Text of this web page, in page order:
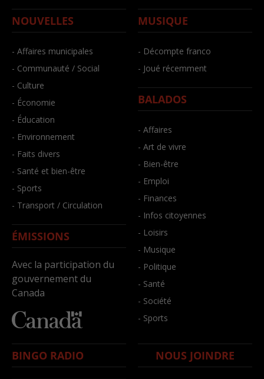
NOUVELLES
- Affaires municipales
- Communauté / Social
- Culture
- Économie
- Éducation
- Environnement
- Faits divers
- Santé et bien-être
- Sports
- Transport / Circulation
ÉMISSIONS
Avec la participation du
gouvernement du
Canada
MUSIQUE
- Décompte franco
- Joué récemment
BALADOS
- Affaires
- Art de vivre
- Bien-être
- Emploi
- Finances
- Infos citoyennes
- Loisirs
- Musique
- Politique
- Santé
- Société
- Sports
BINGO RADIO NOUS JOINDRE